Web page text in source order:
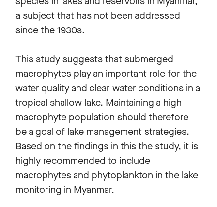
a subject that has not been addressed
since the 1930s.
This study suggests that submerged
macrophytes play an important role for the
water quality and clear water conditions in a
tropical shallow lake. Maintaining a high
macrophyte population should therefore
be a goal of lake management strategies.
Based on the findings in this the study, it is
highly recommended to include
macrophytes and phytoplankton in the lake
monitoring in Myanmar.